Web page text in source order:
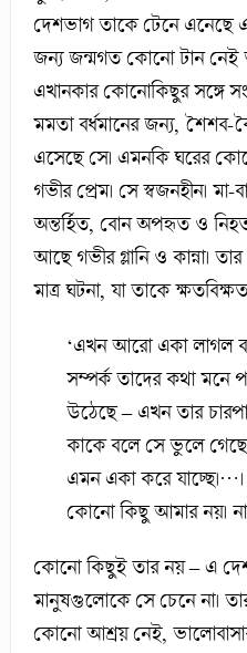
দেশভাগ তাকে টেনে এনেছে
জন্য জন্মগত কোনো টান নেই
এখানকার কোনোকিছুর সঙ্গে
মমতা বর্ধমানের জন্য, শৈশব-
এসেছে সে। এমনকি ঘরের
গভীর প্রেম। সে স্বজনহীন।
অন্তর্হিত, বোন অপহৃত ও
আছে গভীর গ্লানি ও কান্না।
মাত্র ঘটনা, যা তাকে
‘এখন আরো একা লাগল
সম্পর্ক তাদের কথা মনে
উঠেছে – এখন তার
কাকে বলে সে ভুলে
এমন একা করে
কোনো কিছু আমার নয়। না
কোনো কিছুই তার নয় – এ
মানুষগুলোকে সে চেনে না।
কোনো আশ্রয় নেই,